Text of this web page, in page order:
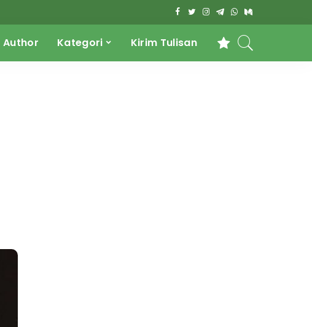
Author Kategori Kirim Tulisan